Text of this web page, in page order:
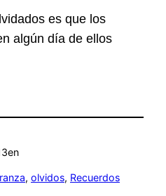
es que los
algún día de ellos
en
, olvidos, Recuerdos